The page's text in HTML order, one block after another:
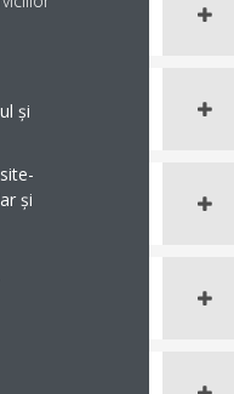
și
și